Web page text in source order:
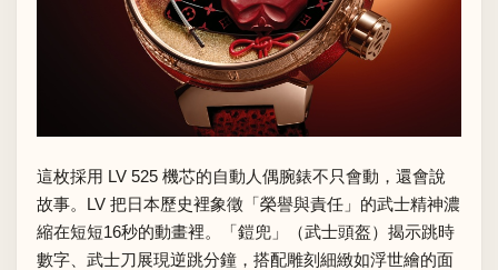
這枚採用 LV 525 機芯的自動人偶腕錶不只會動，還會說
故事。LV 把日本歷史裡象徵「榮譽與責任」的武士精神濃
縮在短短16秒的動畫裡。「鎧兜」（武士頭盔）揭示跳時
數字、武士刀展現逆跳分鐘，搭配雕刻細緻如浮世繪的面